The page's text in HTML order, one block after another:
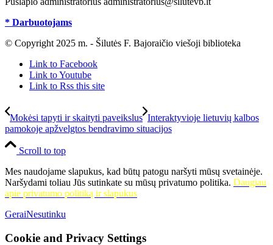
* Darbuotojams
© Copyright 2025 m. - Šilutės F. Bajoraičio viešoji biblioteka
Link to Facebook
Link to Youtube
Link to Rss this site
Mokėsi tapyti ir skaityti paveikslus Interaktyvioje lietuvių kalbos
pamokoje apžvelgtos bendravimo situacijos
Scroll to top
Mes naudojame slapukus, kad būtų patogu naršyti mūsų svetainėje.
Naršydami toliau Jūs sutinkate su mūsų privatumo politika. Daugiau
apie privatumo politiką ir slapukus
GeraiNesutinku
Cookie and Privacy Settings